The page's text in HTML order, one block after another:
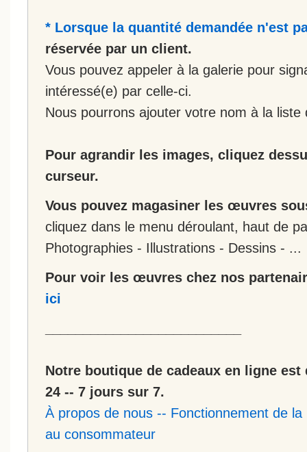
* Lorsque la quantité demandée n'est
réservée par un client.
Vous pouvez appeler à la galerie pour
intéressé(e) par celle-ci.
Nous pourrons ajouter votre nom à la liste
Pour agrandir les images, cliquez
curseur.
Vous pouvez magasiner les œuvres
cliquez dans le menu déroulant, haut de
Photographies - Illustrations - Dessins - ...
Pour voir les œuvres chez nos
ici
Notre boutique de cadeaux en ligne
24 -- 7 jours sur 7.
À propos de nous -- Fonctionnement de
au consommateur